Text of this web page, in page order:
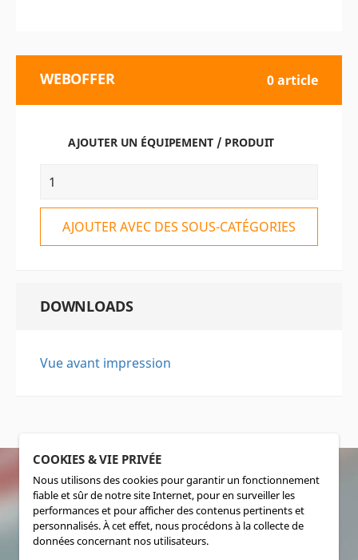
WEBOFFER 0 article
AJOUTER UN ÉQUIPEMENT / PRODUIT
AJOUTER AVEC DES SOUS-CATÉGORIES
DOWNLOADS
Vue avant impression
SOCIALMEDIA
COOKIES & VIE PRIVÉE
Nous utilisons des cookies pour garantir un fonctionnement
fiable et sûr de notre site Internet, pour en surveiller les
performances et pour afficher des contenus pertinents et
personnalisés. À cet effet, nous procédons à la collecte de
données concernant nos utilisateurs.